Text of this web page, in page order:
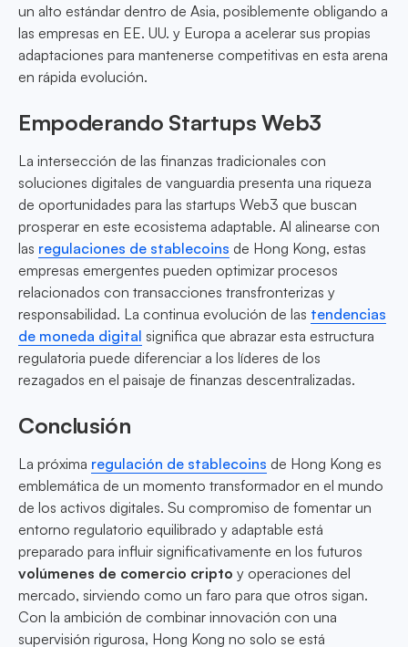
un alto estándar dentro de Asia, posiblemente obligando a
las empresas en EE. UU. y Europa a acelerar sus propias
adaptaciones para mantenerse competitivas en esta arena
en rápida evolución.
Empoderando Startups Web3
La intersección de las finanzas tradicionales con
soluciones digitales de vanguardia presenta una riqueza
de oportunidades para las startups Web3 que buscan
prosperar en este ecosistema adaptable. Al alinearse con
las regulaciones de stablecoins de Hong Kong, estas
empresas emergentes pueden optimizar procesos
relacionados con transacciones transfronterizas y
responsabilidad. La continua evolución de las tendencias
de moneda digital significa que abrazar esta estructura
regulatoria puede diferenciar a los líderes de los
rezagados en el paisaje de finanzas descentralizadas.
Conclusión
La próxima regulación de stablecoins de Hong Kong es
emblemática de un momento transformador en el mundo
de los activos digitales. Su compromiso de fomentar un
entorno regulatorio equilibrado y adaptable está
preparado para influir significativamente en los futuros
volúmenes de comercio cripto y operaciones del
mercado, sirviendo como un faro para que otros sigan.
Con la ambición de combinar innovación con una
supervisión rigurosa, Hong Kong no solo se está